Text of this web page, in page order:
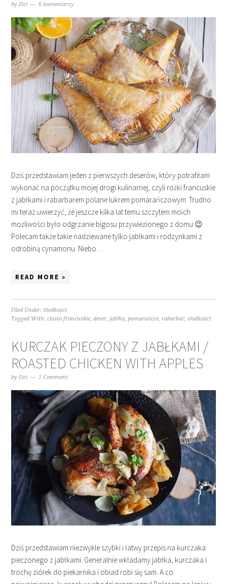
byDzi 6 komentarzy
Dziś przedstawiam jeden z pierwszych deserów, który potrafiłam
wykonać na początku mojej drogi kulinarnej, czyli rożki francuskie
z jabłkami i rabarbarem polane lukrem pomarańczowym. Trudno
mi teraz uwierzyć, że jeszcze kilka lat temu szczytem moich
możliwości było odgrzanie bigosu przywiezionego z domu 😉
Polecam także takie nadziewane tylko jabłkami i rodzynkami z
odrobiną cynamonu. Niebo…
READ MORE »
Filed Under:Słodkości
Tagged With:ciasto francuskie,deser,jabłka,pomarańcze,rabarbar,słodkości
KURCZAK PIECZONY Z JABŁKAMI /
ROASTED CHICKEN WITH APPLES
byDzi 1 Comment
Dziś przedstawiam niezwykle szybki i łatwy przepis na kurczaka
pieczonego z jabłkami. Generalnie wkładamy jabłka, kurczaka i
trochę ziółek do piekarnika i obiad robi się sam. A co